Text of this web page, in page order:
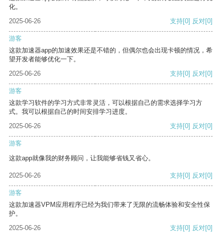
化。
2025-06-26
支持[0] 反对[0]
游客
这款加速器app的加速效果还是不错的，但偶尔也会出现卡顿的情况，希
望开发者能够优化一下。
2025-06-26
支持[0] 反对[0]
游客
这款学习软件的学习方式非常灵活，可以根据自己的需求选择学习方
式。我可以根据自己的时间安排学习进度。
2025-06-26
支持[0] 反对[0]
游客
这款app就像我的财务顾问，让我能够省钱又省心。
2025-06-26 支持[0] 反对[0]
游客
这款加速器VPM应用程序已经为我们带来了无限的流畅体验和安全性保
护。
2025-06-26
支持[0] 反对[0]